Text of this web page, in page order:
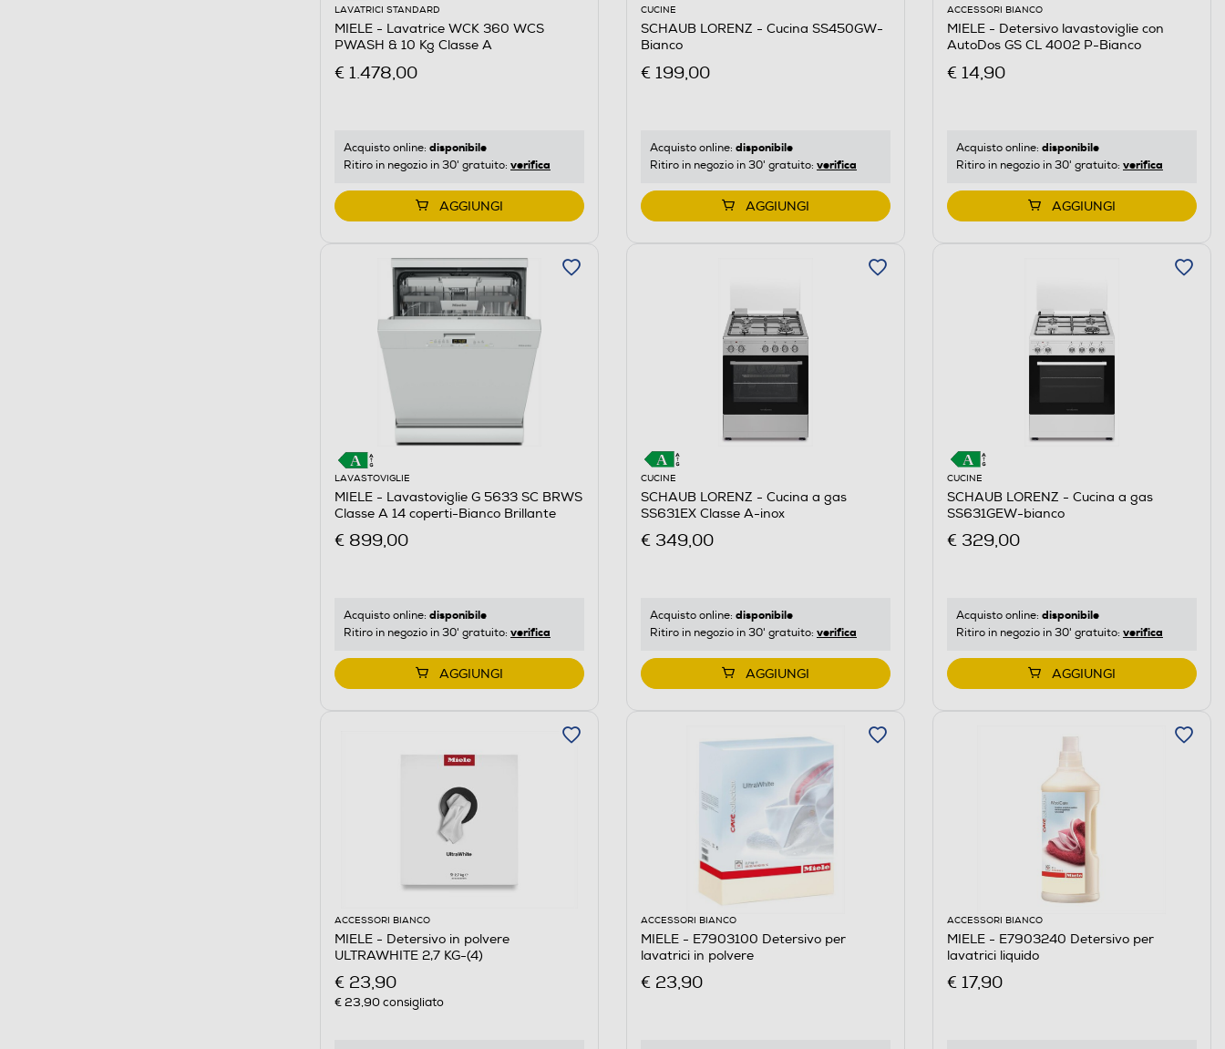
LAVATRICI STANDARD
MIELE - Lavatrice WCK 360 WCS
PWASH & 10 Kg Classe A
€ 1.478,00
Acquisto online: disponibile
Ritiro in negozio in 30' gratuito: verifica
AGGIUNGI
CUCINE
SCHAUB LORENZ - Cucina SS450GW-
Bianco
€ 199,00
Acquisto online: disponibile
Ritiro in negozio in 30' gratuito: verifica
AGGIUNGI
ACCESSORI BIANCO
MIELE - Detersivo lavastoviglie con
AutoDos GS CL 4002 P-Bianco
€ 14,90
Acquisto online: disponibile
Ritiro in negozio in 30' gratuito: verifica
AGGIUNGI
LAVASTOVIGLIE
MIELE - Lavastoviglie G 5633 SC BRWS
Classe A 14 coperti-Bianco Brillante
€ 899,00
Acquisto online: disponibile
Ritiro in negozio in 30' gratuito: verifica
AGGIUNGI
CUCINE
SCHAUB LORENZ - Cucina a gas
SS631EX Classe A-inox
€ 349,00
Acquisto online: disponibile
Ritiro in negozio in 30' gratuito: verifica
AGGIUNGI
CUCINE
SCHAUB LORENZ - Cucina a gas
SS631GEW-bianco
€ 329,00
Acquisto online: disponibile
Ritiro in negozio in 30' gratuito: verifica
AGGIUNGI
ACCESSORI BIANCO
MIELE - Detersivo in polvere
ULTRAWHITE 2,7 KG-(4)
€ 23,90
€ 23,90consigliato
ACCESSORI BIANCO
MIELE - E7903100 Detersivo per
lavatrici in polvere
€ 23,90
ACCESSORI BIANCO
MIELE - E7903240 Detersivo per
lavatrici liquido
€ 17,90